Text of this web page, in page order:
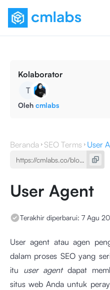
Kolaborator
T
Oleh cmlabs
Beranda SEO Terms User
User Agent
Terakhir diperbarui: 7 Agu
User agent atau agen
dalam proses SEO yang
itu user agentdapat
situs web Anda untuk